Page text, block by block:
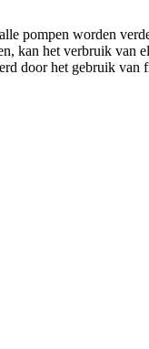
pompen worden
kan het verbruik van
door het gebruik van